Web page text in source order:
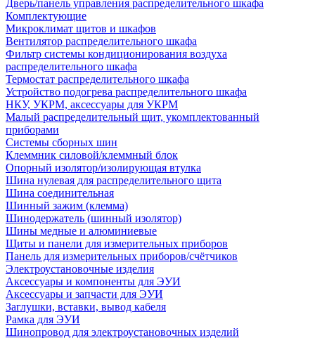
Дверь/панель управления распределительного шкафа
Комплектующие
Микроклимат щитов и шкафов
Вентилятор распределительного шкафа
Фильтр системы кондиционирования воздуха
распределительного шкафа
Термостат распределительного шкафа
Устройство подогрева распределительного шкафа
НКУ, УКРМ, аксессуары для УКРМ
Малый распределительный щит, укомплектованный
приборами
Системы сборных шин
Клеммник силовой/клеммный блок
Опорный изолятор/изолирующая втулка
Шина нулевая для распределительного щита
Шина соединительная
Шинный зажим (клемма)
Шинодержатель (шинный изолятор)
Шины медные и алюминиевые
Щиты и панели для измерительных приборов
Панель для измерительных приборов/счётчиков
Электроустановочные изделия
Аксессуары и компоненты для ЭУИ
Аксессуары и запчасти для ЭУИ
Заглушки, вставки, вывод кабеля
Рамка для ЭУИ
Шинопровод для электроустановочных изделий